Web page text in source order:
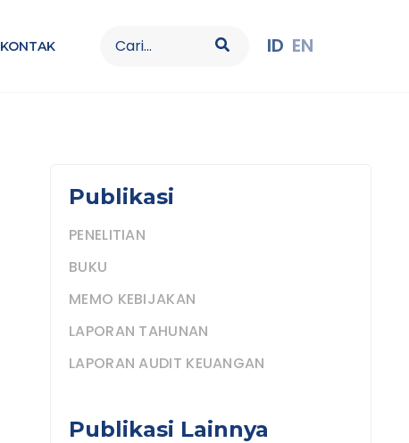
KONTAK
Search
for:
ID EN
Publikasi
PENELITIAN
BUKU
MEMO KEBIJAKAN
LAPORAN TAHUNAN
LAPORAN AUDIT KEUANGAN
Publikasi Lainnya